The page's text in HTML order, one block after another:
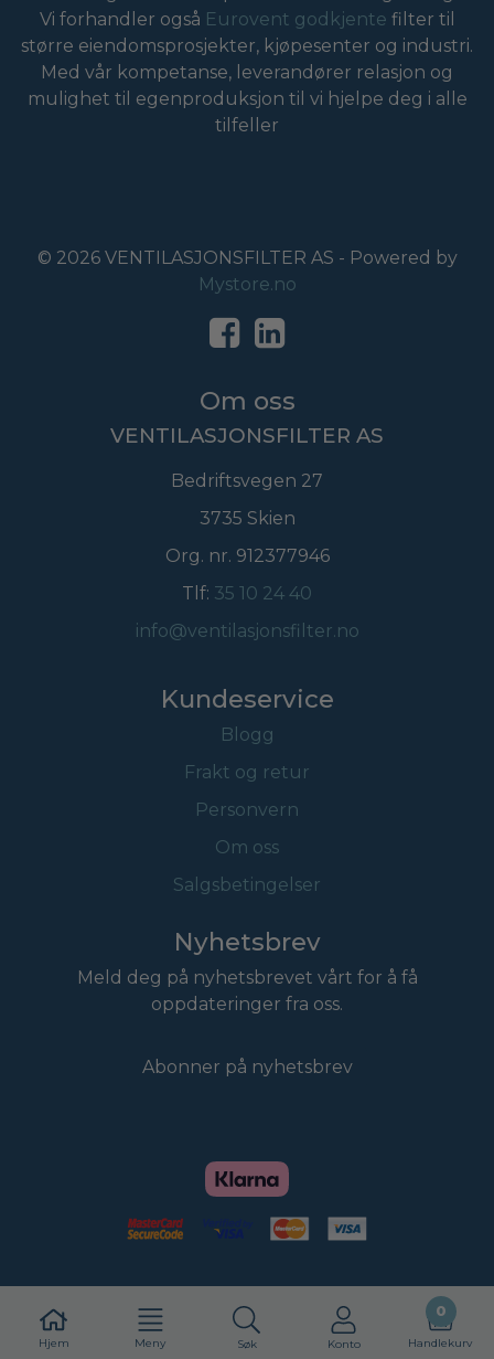
Hjem Meny Søk Konto
0
Handlekurv
Vi forhandler også Eurovent godkjente filter til
større eiendomsprosjekter, kjøpesenter og industri.
Med vår kompetanse, leverandører relasjon og
mulighet til egenproduksjon til vi hjelpe deg i alle
tilfeller
© 2026 VENTILASJONSFILTER AS - Powered by
Mystore.no
Om oss
VENTILASJONSFILTER AS
Bedriftsvegen 27
3735 Skien
Org. nr. 912377946
Tlf: 35 10 24 40
info@ventilasjonsfilter.no
Kundeservice
Blogg
Frakt og retur
Personvern
Om oss
Salgsbetingelser
Nyhetsbrev
Meld deg på nyhetsbrevet vårt for å få
oppdateringer fra oss.
Abonner på nyhetsbrev